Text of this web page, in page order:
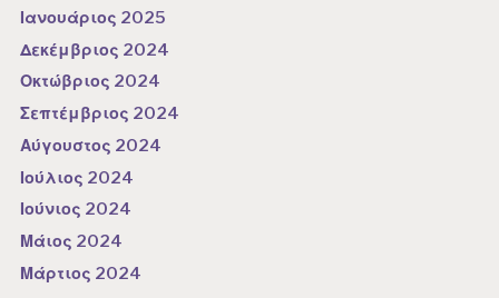
Ιανουάριος 2025
Δεκέμβριος 2024
Οκτώβριος 2024
Σεπτέμβριος 2024
Αύγουστος 2024
Ιούλιος 2024
Ιούνιος 2024
Μάιος 2024
Μάρτιος 2024